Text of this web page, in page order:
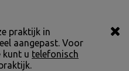
Zoek
praktijk in
aangepast. Voor
kunt u telefonisch